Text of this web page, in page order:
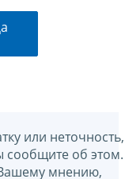
или неточность,
сообщите об этом.
мнению,